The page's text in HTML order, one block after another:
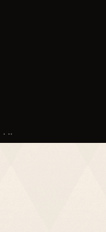
. ..